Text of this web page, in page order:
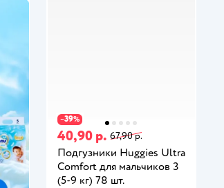
−39%
40,90 р. 67,90 р.
Подгузники Huggies Ultra
Comfort для мальчиков 3
(5-9 кг) 78 шт.